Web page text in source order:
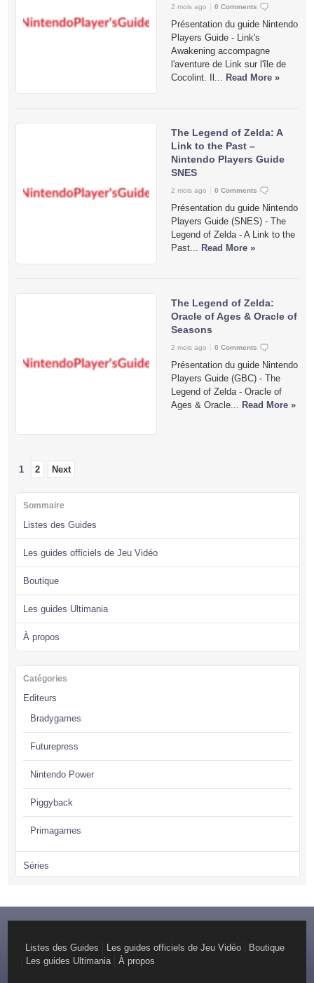
2 mois ago 0 Comments
Présentation du guide Nintendo
Players Guide - Link's
Awakening accompagne
l'aventure de Link sur l'île de
Cocolint. Il... Read More »
The Legend of Zelda: A
Link to the Past –
Nintendo Players Guide
SNES
2 mois ago 0 Comments
Présentation du guide Nintendo
Players Guide (SNES) - The
Legend of Zelda - A Link to the
Past... Read More »
The Legend of Zelda:
Oracle of Ages & Oracle of
Seasons
2 mois ago 0 Comments
Présentation du guide Nintendo
Players Guide (GBC) - The
Legend of Zelda - Oracle of
Ages & Oracle... Read More »
1 2 Next
Sommaire
Listes des Guides
Les guides officiels de Jeu Vidéo
Boutique
Les guides Ultimania
À propos
Catégories
Editeurs
Bradygames
Futurepress
Nintendo Power
Piggyback
Primagames
Séries
Battlefield
Listes des Guides Les guides officiels de Jeu Vidéo
Boutique
Les guides Ultimania
À propos